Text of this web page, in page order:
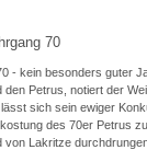
70
- kein besonders guter
den Petrus, notiert der
lässt sich sein ewiger
des 70er Petrus
von Lakritze